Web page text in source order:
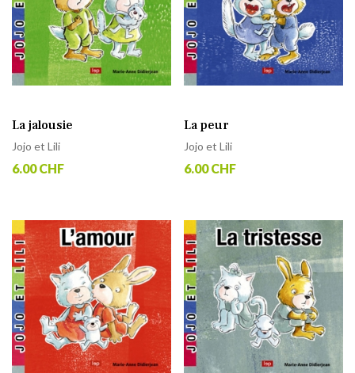
La jalousie
Jojo et Lili
6.00 CHF
La peur
Jojo et Lili
6.00 CHF